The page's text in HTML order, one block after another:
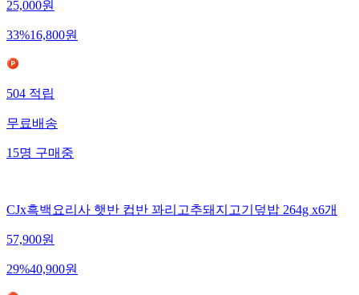
25,000원
33%16,800원
504적립
무료배송
15명구매중
CJx흑백요리사 햇반 컵반 꽈리고추돼지고기덮밥 264g x6개
57,900원
29%40,900원